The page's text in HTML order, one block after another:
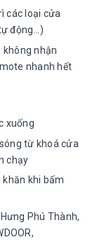
các loại cửa
động…)
không nhận
nhanh hết
xuống
từ khoá cửa
chạy
khi bấm
Phú Thành,